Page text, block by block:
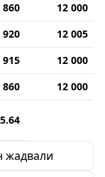
860
12 000
920
12 005
915
12 000
860
12 000
жадвали